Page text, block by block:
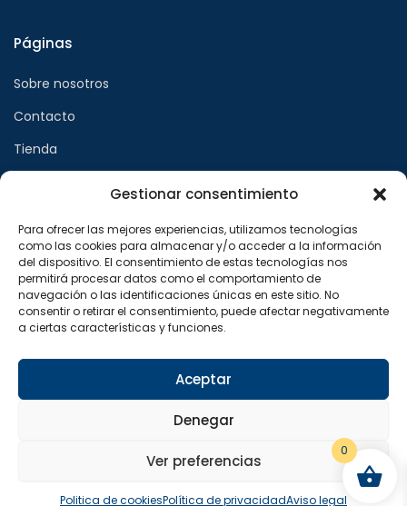
Gestionar consentimiento
Para ofrecer las mejores experiencias, utilizamos tecnologías
como las cookies para almacenar y/o acceder a la información
del dispositivo. El consentimiento de estas tecnologías nos
permitirá procesar datos como el comportamiento de
navegación o las identificaciones únicas en este sitio. No
consentir o retirar el consentimiento, puede afectar negativamente
a ciertas características y funciones.
Aceptar
Denegar
Ver preferencias
Politica de cookiesPolítica de privacidadAviso legal
Páginas
Sobre nosotros
Contacto
Tienda
Aviso legal
Política de privacidad
Política de cookies
Síguenos en
F X
r
I
m
Copyright © 2024 Sualfont S.L. Todos los derechos
reservados.
0